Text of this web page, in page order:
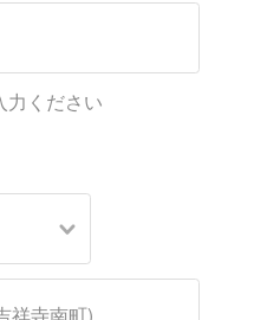
力ください